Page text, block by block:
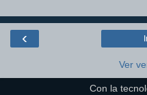
‹
Ver
Con la